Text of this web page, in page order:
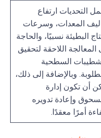
التحديات ارتفاع
المعدات، وسرعات
البطيئة نسبيًا، والحاجة
المعالجة اللاحقة لتحقيق
السطحية
وبالإضافة إلى ذلك،
أن تكون إدارة
وإعادة تدويره
أمرًا معقدًا.